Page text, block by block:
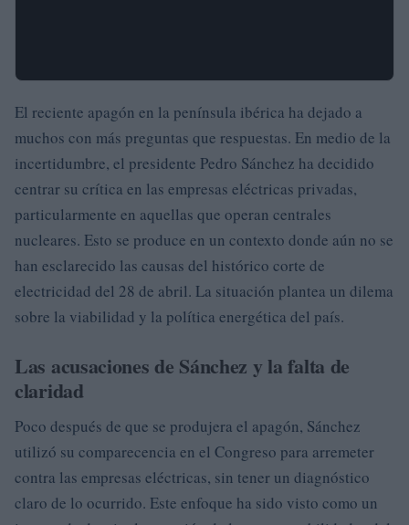
El reciente apagón en la península ibérica ha dejado a
muchos con más preguntas que respuestas. En medio de la
incertidumbre, el presidente Pedro Sánchez ha decidido
centrar su crítica en las empresas eléctricas privadas,
particularmente en aquellas que operan centrales
nucleares. Esto se produce en un contexto donde aún no se
han esclarecido las causas del histórico corte de
electricidad del 28 de abril. La situación plantea un dilema
sobre la viabilidad y la política energética del país.
Las acusaciones de Sánchez y la falta de
claridad
Poco después de que se produjera el apagón, Sánchez
utilizó su comparecencia en el Congreso para arremeter
contra las empresas eléctricas, sin tener un diagnóstico
claro de lo ocurrido. Este enfoque ha sido visto como un